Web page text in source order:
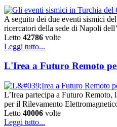
A seguito dei due eventi sismici
ricercatori della sede di Napoli
Letto 42786 volte
Leggi tutto...
L'Irea a Futuro Remoto
L’Irea partecipa a Futuro
per il Rilevamento
Letto 40006 volte
Leggi tutto...